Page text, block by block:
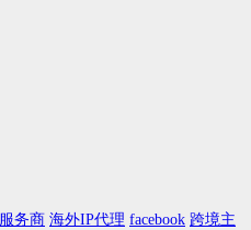
服务商 海外IP代理 facebook 跨境主